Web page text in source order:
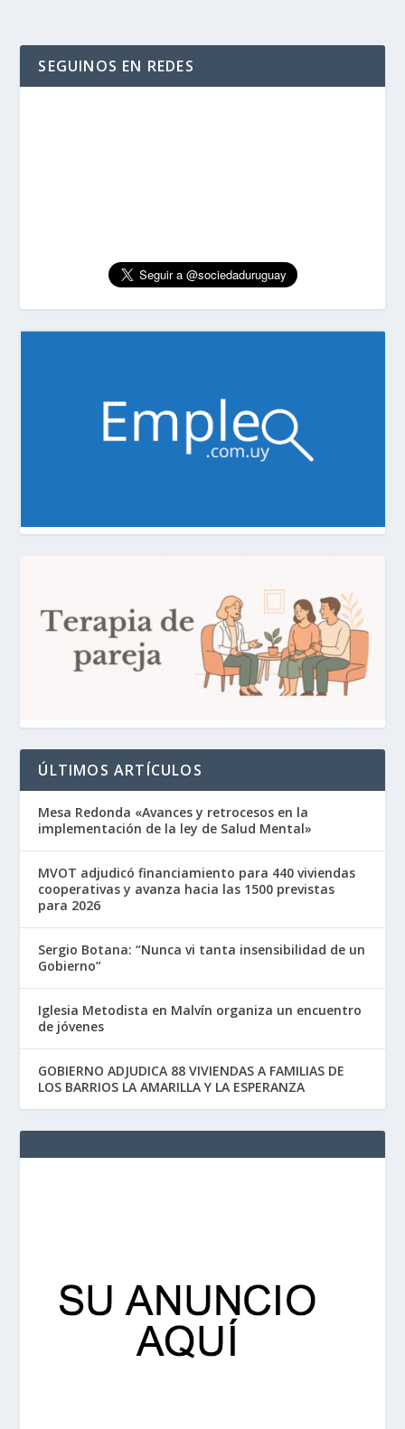
SEGUINOS EN REDES
ÚLTIMOS ARTÍCULOS
Mesa Redonda «Avances y retrocesos en la
implementación de la ley de Salud Mental»
MVOT adjudicó financiamiento para 440 viviendas
cooperativas y avanza hacia las 1500 previstas
para 2026
Sergio Botana: “Nunca vi tanta insensibilidad de un
Gobierno”
Iglesia Metodista en Malvín organiza un encuentro
de jóvenes
GOBIERNO ADJUDICA 88 VIVIENDAS A FAMILIAS DE
LOS BARRIOS LA AMARILLA Y LA ESPERANZA